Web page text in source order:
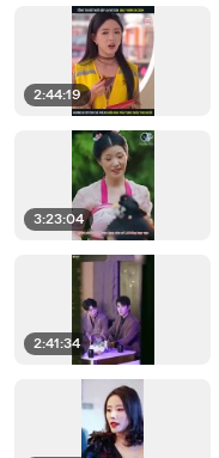
2:44:19
3:23:04
2:41:34